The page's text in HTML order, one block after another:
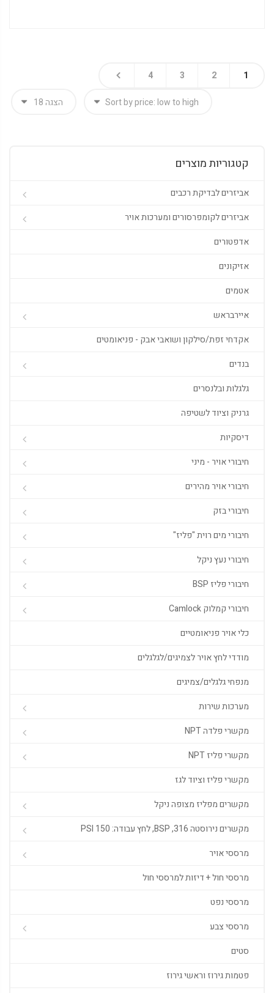
1
2
3
4
קטגוריות מוצרים
אביזרים לבדיקת רכבים
אביזרים לקומפרסורים ומערכות אויר
אדפטורים
אזיקונים
אטמים
איירבראש
אקדחי זפת/סילקון ושואבי אבק - פניאומטים
בנדים
גלגלות ובלנסרים
גרניק וציוד לשטיפה
דיסקיות
חיבורי אויר - מיני
חיבורי אויר מהירים
חיבורי בזק
חיבורי מים רוית "פליז"
חיבורי נעץ ניקל
חיבורי פליז BSP
חיבורי קמלוק Camlock
כלי אויר פניאומטיים
מודדי לחץ אויר לצמיגים/לגלגלים
מנפחי גלגלים/צמיגים
מערכות שירות
מקשרי פלדה NPT
מקשרי פליז NPT
מקשרי פליז וציוד לגז
מקשרים מפליז מצופה ניקל
מקשרים נירוסטה 316, BSP, לחץ עבודה: 150 PSI
מרססי אויר
מרססי חול + דיזות למרססי חול
מרססי נפט
מרססי צבע
סטים
פטמות גירוז וראשי גירוז